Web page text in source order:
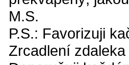
M.S.
P.S.: Favorizuji
Zrcadlení